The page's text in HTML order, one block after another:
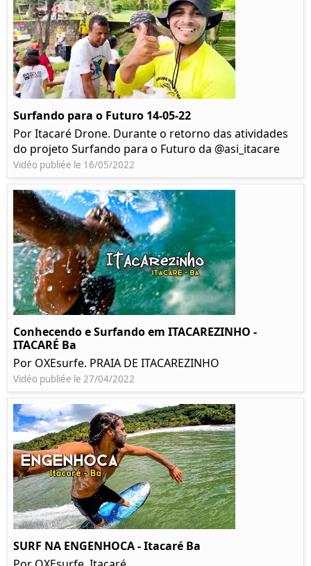
Surfando para o Futuro 14-05-22
Por Itacaré Drone. Durante o retorno das atividades
do projeto Surfando para o Futuro da @asi_itacare
Vidéo publiée le 16/05/2022
Conhecendo e Surfando em ITACAREZINHO -
ITACARÉ Ba
Por OXEsurfe. PRAIA DE ITACAREZINHO
Vidéo publiée le 27/04/2022
SURF NA ENGENHOCA - Itacaré Ba